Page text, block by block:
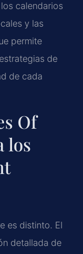
calendarios
y las
permite
de
de cada
Of
los
es distinto. El
detallada de